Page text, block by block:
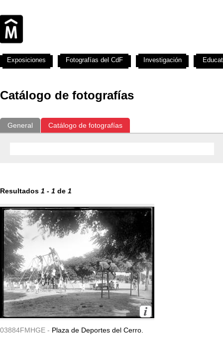
Catálogo de fotografías
General Catálogo de fotografías
Resultados 1 - 1 de 1
03884FMHGE - Plaza de Deportes del Cerro.
Exposiciones Fotografías del CdF Investigación